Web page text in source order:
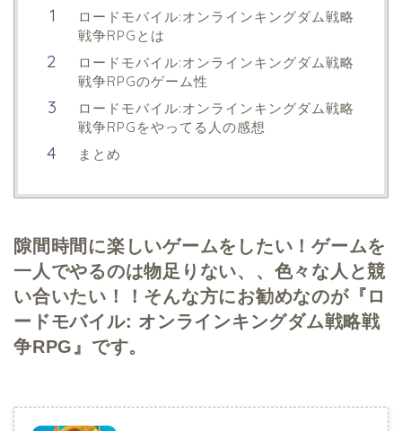
ロードモバイル:オンラインキングダム戦略
戦争RPGとは
ロードモバイル:オンラインキングダム戦略
戦争RPGのゲーム性
ロードモバイル:オンラインキングダム戦略
戦争RPGをやってる人の感想
まとめ
隙間時間に楽しいゲームをしたい！ゲームを
一人でやるのは物足りない、、色々な人と競
い合いたい！！そんな方にお勧めなのが『ロ
ードモバイル: オンラインキングダム戦略戦
争RPG』です。